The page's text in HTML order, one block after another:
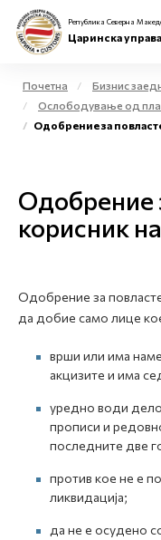
За нас
Бизнис заедница
Медиа центар
Контакт
Е-Весник
Република Северна
Царинска управа
Почетна Бизнис
Ослободување од плаќање акциза и повластено
Одобрение за повластен корисник
Одобрение
корисник
Одобрение за
да добие само лице
врши или има
акцизите и има
уредно води
прописи и
последните две
против кое не е
ликвидација;
да не е осудено